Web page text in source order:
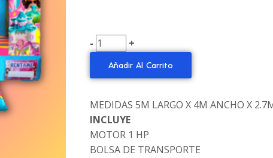
- +
Añadir Al Carrito
MEDIDAS 5M LARGO X 4M ANCHO X
INCLUYE
MOTOR 1 HP
BOLSA DE TRANSPORTE